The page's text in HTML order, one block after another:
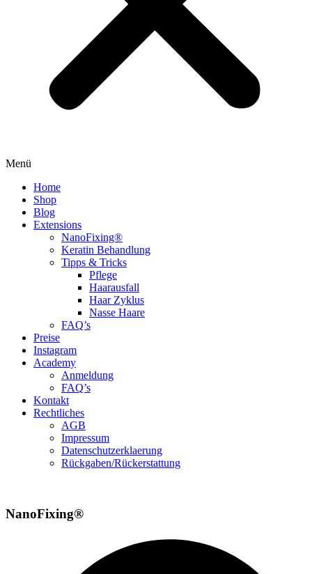
Menü
Home
Shop
Blog
Extensions
NanoFixing®
Keratin Behandlung
Tipps & Tricks
Pflege
Haarausfall
Haar Zyklus
Nasse Haare
FAQ’s
Preise
Instagram
Academy
Anmeldung
FAQ’s
Kontakt
Rechtliches
AGB
Impressum
Datenschutzerklaerung
Rückgaben/Rückerstattung
NanoFixing®